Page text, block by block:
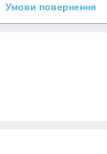
Умови повернення